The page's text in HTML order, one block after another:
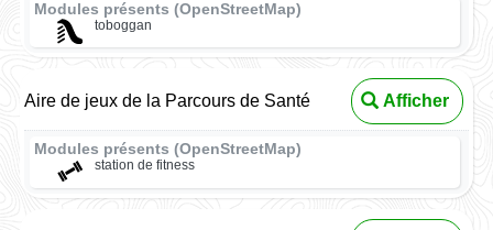
Modules présents (OpenStreetMap)
toboggan
Aire de jeux de la Parcours de Santé Afficher
Modules présents (OpenStreetMap)
station de fitness